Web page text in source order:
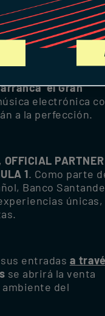
2026, se vivirá
como una
navideñas.
00 con DJ
(de 21:30 a
‘el Gran
electrónica
a la perfección.
OFFICIAL
1. Como parte
Banco
únicas,
entradas a
se abrirá la venta
del